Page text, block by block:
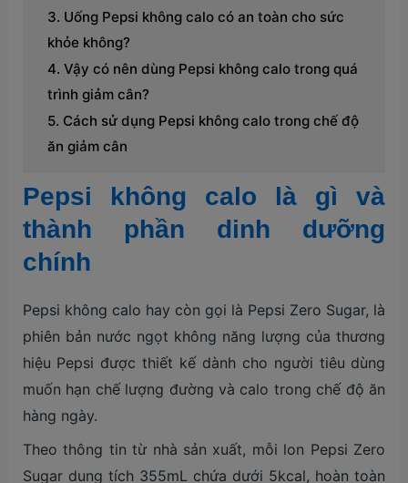
Uống Pepsi không calo có an toàn cho sức
khỏe không?
Vậy có nên dùng Pepsi không calo trong quá
trình giảm cân?
Cách sử dụng Pepsi không calo trong chế độ
ăn giảm cân
Pepsi không calo là gì và
thành phần dinh dưỡng
chính
Pepsi không calo hay còn gọi là Pepsi Zero Sugar, là
phiên bản nước ngọt không năng lượng của thương
hiệu Pepsi được thiết kế dành cho người tiêu dùng
muốn hạn chế lượng đường và calo trong chế độ ăn
hàng ngày.
Theo thông tin từ nhà sản xuất, mỗi lon Pepsi Zero
Sugar dung tích 355mL chứa dưới 5kcal, hoàn toàn